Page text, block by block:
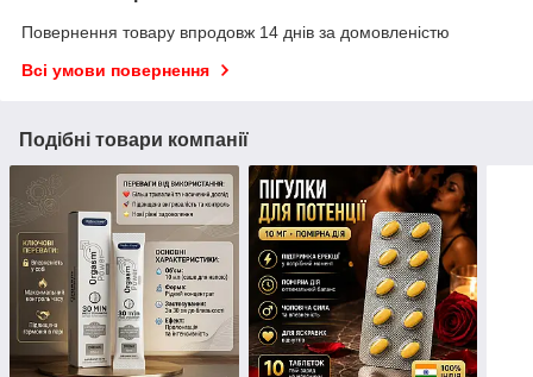
Повернення товару впродовж 14 днів за домовленістю
Всі умови повернення
Подібні товари компанії